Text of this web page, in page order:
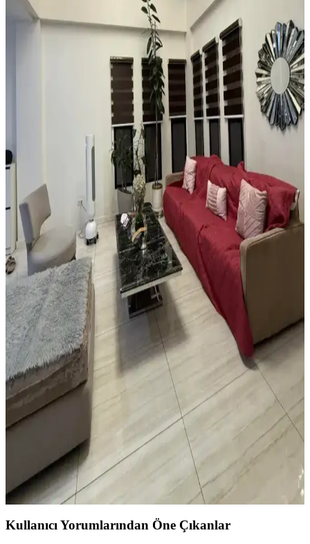
Boho Maksimalist Oturma Odası Tasarımında
Bitkiler ve Renklerin Rolü
Boho maksimalist oturma odasında turuncu duvarlar, kültürel
maskeler, canlı bitkiler ve doğru halı seçimiyle sıcak, dengeli ve
estetik bir yaşam alanı oluşturuluyor.
Alan Halısı Seçiminde Mekân Uyumu ve UV
Korumasının Önemi Üzerine Detaylı Rehber
Güneş ışığının zemin üzerindeki zararlarını önlemek için alan halısı
seçimi ve UV engelleyici pencere filmi kullanımı önemlidir. Oval
halılar mekâna uyum sağlar, nemli alanlarda ise suyu tutan tepsiler
tercih edilmelidir.
Yatak Odasında Halı Kullanımı ve Dekorasyon
İpuçlarıyla Mekânın Fonksiyonelliğini Artırma
Yatak odasında halı kullanımı mekâna sıcaklık ve fonksiyonellik
katar. Açık renkli halılar, mobilya düzenlemeleri ve bitkilerle odanın
estetiği ve işlevselliği artırılır.
Vintage Yatakların Yatak Odası Düzenine Etkisi ve
Mekâna Uyum Sağlama Yöntemleri
Vintage yatakların mekâna uyumu, boyut ve yerleşim planlaması ile
renk ve dekorasyon uyumu, kişisel tercihlerle dengelenerek yatak
odasında estetik ve fonksiyonellik sağlanır.
Oturma Odası Dekorasyonunda Büyük Mobilya
Değişikliği Olmadan Mekân Yenileme Yöntemleri
Oturma odasında büyük mobilyalar değiştirilmeden halı seçimi,
mobilya örtüleri, aydınlatma, duvar dekorasyonu ve bitkilerle
mekânın sıcaklığı ve estetiği artırılabilir. Katmanlı aydınlatma ve
yumuşak dokular ortamı tamamlar.
Kullanıcı Yorumlarından Öne Çıkanlar